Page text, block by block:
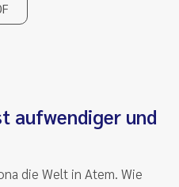
aufwendiger und
die Welt in Atem. Wie